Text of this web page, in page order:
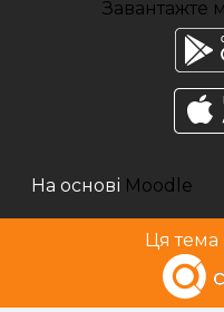
Завантажте
На основі Moodle
Ця тема